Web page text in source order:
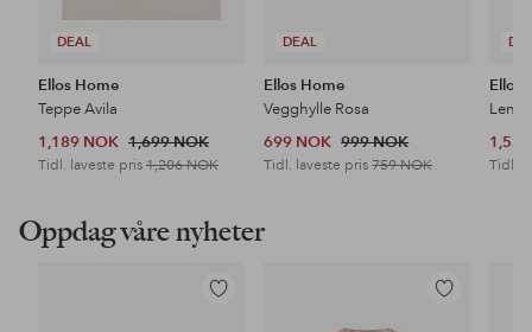
DEAL
Ellos Home
Teppe Avila
1,189 NOK 1,699 NOK
Tidl. laveste pris 1,206 NOK
DEAL
Ellos Home
Vegghylle Rosa
699 NOK 999 NOK
Tidl. laveste pris759 NOK
Ellos
Tidl.
Oppdag våre nyheter
Legg
Legg